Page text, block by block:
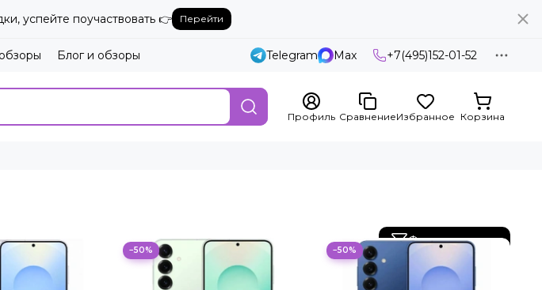
успейте поучаствовать 👉 Перейти
Блог и обзоры Telegram Max +7(495)152-01-52
Профиль СравнениеИзбранное Корзина
Фильтр товаров
−50% −50%